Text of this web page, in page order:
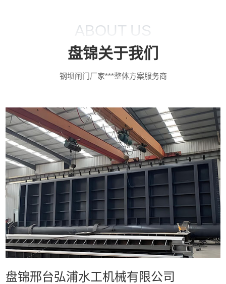
ABOUT US
盘锦关于我们
钢坝闸门厂家***整体方案服务商
盘锦邢台弘浦水工机械有限公司